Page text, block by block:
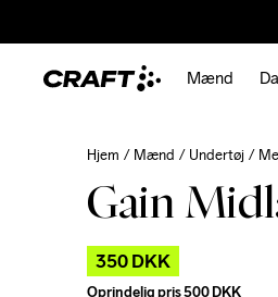
Mænd
Hjem Mænd Undertøj
Gain
350 DKK
Oprindelig pris500 DKK